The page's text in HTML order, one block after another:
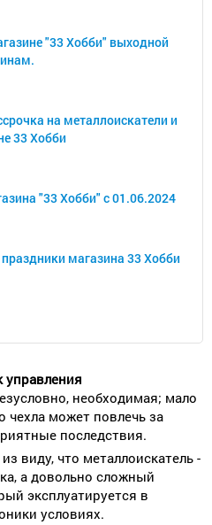
"33 Хобби" выходной
на металлоискатели и
33 Хобби
"33 Хобби" с 01.06.2024
магазина 33 Хобби
управления
необходимая; мало
чехла может повлечь за
последствия.
виду, что металлоискатель -
а довольно сложный
эксплуатируется в
условиях.